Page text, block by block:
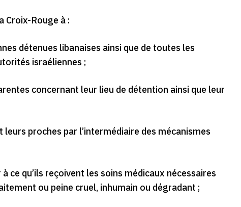
Croix-Rouge à :
détenues libanaises ainsi que de toutes les
israéliennes ;
concernant leur lieu de détention ainsi que leur
proches par l’intermédiaire des mécanismes
qu’ils reçoivent les soins médicaux nécessaires
ou peine cruel, inhumain ou dégradant ;